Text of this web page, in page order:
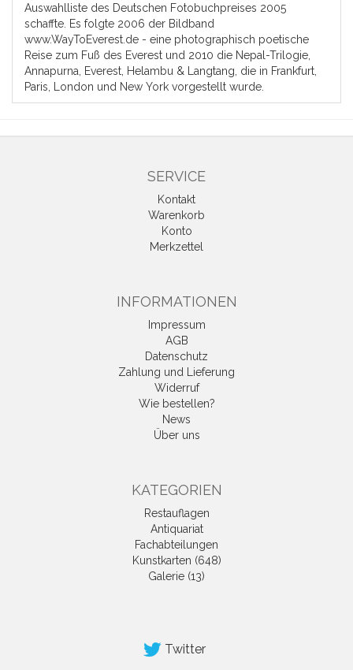
Auswahlliste des Deutschen Fotobuchpreises 2005
schaffte. Es folgte 2006 der Bildband
www.WayToEverest.de - eine photographisch poetische
Reise zum Fuß des Everest und 2010 die Nepal-Trilogie,
Annapurna, Everest, Helambu & Langtang, die in Frankfurt,
Paris, London und New York vorgestellt wurde.
SERVICE
Kontakt
Warenkorb
Konto
Merkzettel
INFORMATIONEN
Impressum
AGB
Datenschutz
Zahlung und Lieferung
Widerruf
Wie bestellen?
News
Über uns
KATEGORIEN
Restauflagen
Antiquariat
Fachabteilungen
Kunstkarten (648)
Galerie (13)
Twitter